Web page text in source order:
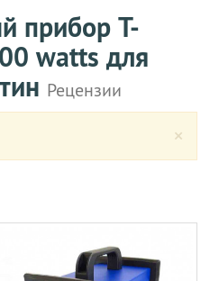
прибор T-
watts для
Рецензии
×